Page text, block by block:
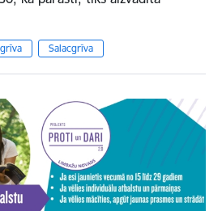
Salacgrīva